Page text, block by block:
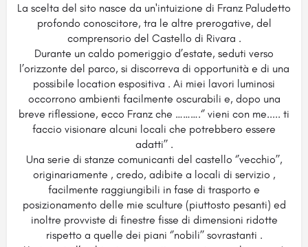
La scelta del sito nasce da un'intuizione di Franz Paludetto
profondo conoscitore, tra le altre prerogative, del
comprensorio del Castello di Rivara .
Durante un caldo pomeriggio d’estate, seduti verso
l’orizzonte del parco, si discorreva di opportunità e di una
possibile location espositiva . Ai miei lavori luminosi
occorrono ambienti facilmente oscurabili e, dopo una
breve riflessione, ecco Franz che ……….‘’ vieni con me..... ti
faccio visionare alcuni locali che potrebbero essere
adatti’’ .
Una serie di stanze comunicanti del castello ‘’vecchio’’,
originariamente , credo, adibite a locali di servizio ,
facilmente raggiungibili in fase di trasporto e
posizionamento delle mie sculture (piuttosto pesanti) ed
inoltre provviste di finestre fisse di dimensioni ridotte
rispetto a quelle dei piani ‘’nobili’’ sovrastanti .